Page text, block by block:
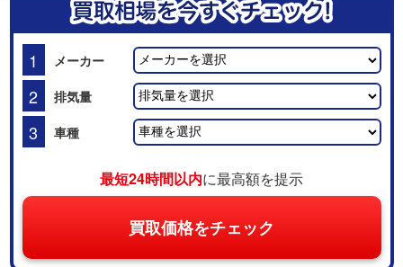
1 メーカー
2 排気量
3 車種
最短24時間以内に最高額を提示
買取価格をチェック